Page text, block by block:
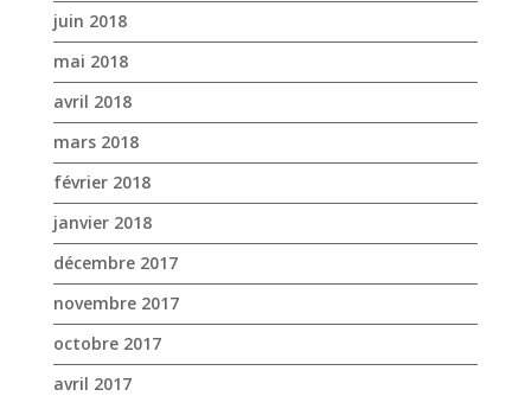
juin 2018
mai 2018
avril 2018
mars 2018
février 2018
janvier 2018
décembre 2017
novembre 2017
octobre 2017
avril 2017